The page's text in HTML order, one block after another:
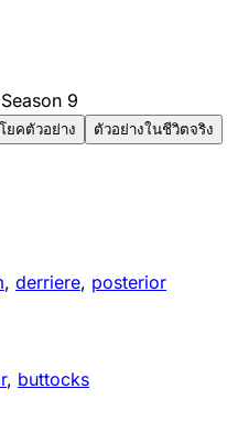
9
ยคตัวอย่าง ตัวอย่างในชีวิตจริง
, derriere, posterior
, buttocks